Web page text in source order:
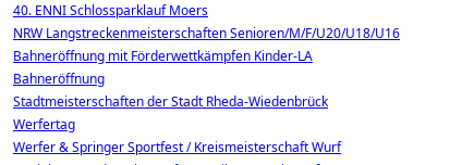
40. ENNI Schlossparklauf Moers
NRW Langstreckenmeisterschaften Senioren/M/F/U20/U18/U16
Bahneröffnung mit Förderwettkämpfen Kinder-LA
Bahneröffnung
Stadtmeisterschaften der Stadt Rheda-Wiedenbrück
Werfertag
Werfer & Springer Sportfest / Kreismeisterschaft Wurf